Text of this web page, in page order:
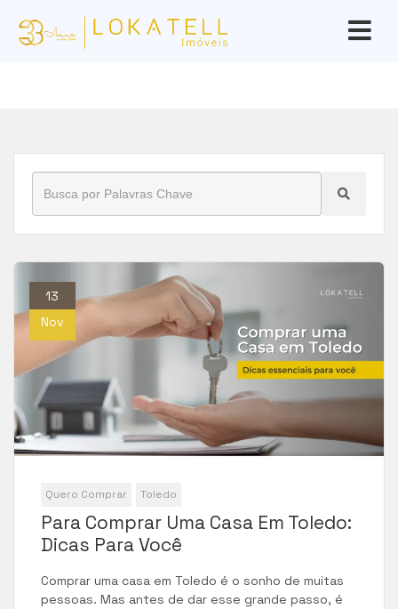
Início Blog » como comprar uma casa em toledo
13
Nov
Quero Comprar Toledo
Para Comprar Uma Casa Em Toledo:
Dicas Para Você
Comprar uma casa em Toledo é o sonho de muitas
pessoas. Mas antes de dar esse grande passo, é